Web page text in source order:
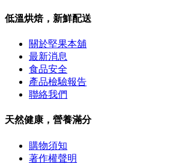
低溫烘焙，新鮮配送
關於堅果本舖
最新消息
食品安全
產品檢驗報告
聯絡我們
天然健康，營養滿分
購物須知
著作權聲明